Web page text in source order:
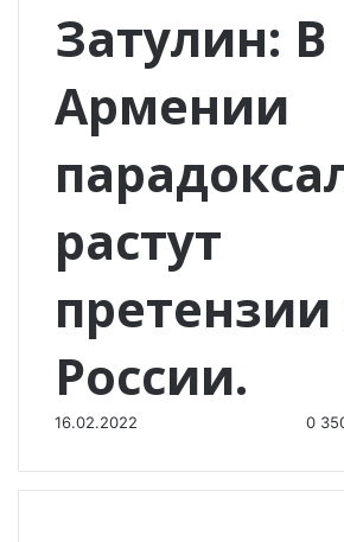
Затулин: В
Армении
растут
претензии
России.
16.02.2022 0